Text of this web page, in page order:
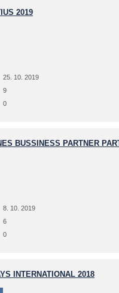
2019
25. 10. 2019
9
0
BUSSINESS PARTNER
8. 10. 2019
6
0
INTERNATIONAL 2018